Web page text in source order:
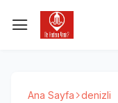
Ana Sayfa denizli